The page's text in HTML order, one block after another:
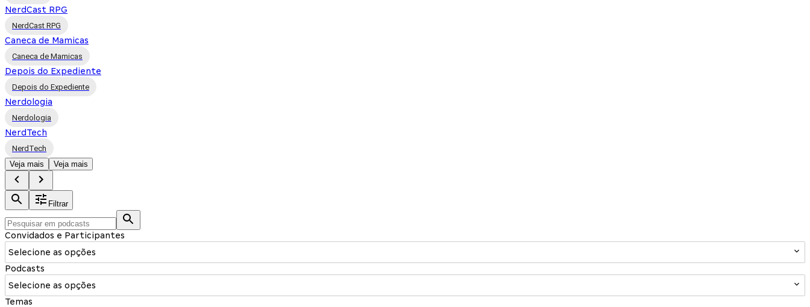
NerdCast RPG
NerdCast RPG
Caneca de Mamicas
Caneca de Mamicas
Depois do Expediente
Depois do Expediente
Nerdologia
Nerdologia
NerdTech
NerdTech
Veja mais
Veja mais
Filtrar
Convidados e Participantes
Selecione as opções
Podcasts
Selecione as opções
Temas